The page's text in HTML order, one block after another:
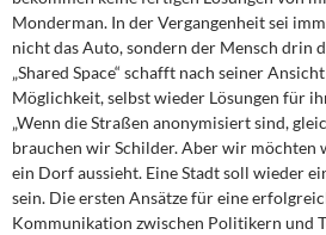
Monderman. In der Vergangenheit sei
nicht das Auto, sondern der Mensch drin
„Shared Space“ schafft nach seiner
Möglichkeit, selbst wieder Lösungen für
„Wenn die Straßen anonymisiert sind,
brauchen wir Schilder. Aber wir möchten
ein Dorf aussieht. Eine Stadt soll wieder
sein. Die ersten Ansätze für eine
Kommunikation zwischen Politikern und